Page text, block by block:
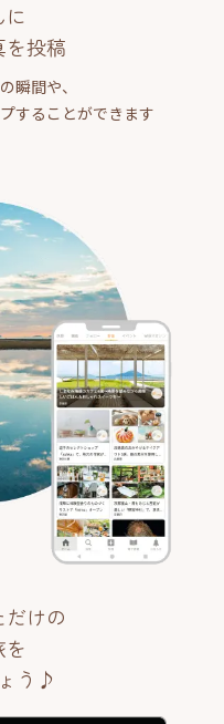
に
投稿
瞬間や、
することができます
だけの
う♪